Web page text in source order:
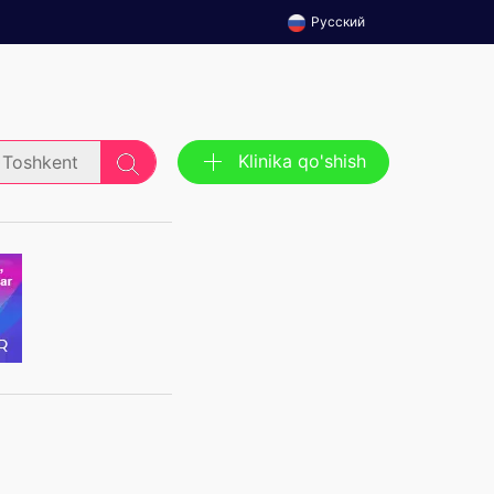
Русский
Toshkent Klinika qo'shish